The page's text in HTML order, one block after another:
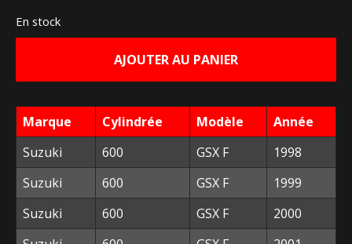
initial
était :
56,30 €.
actuel
est :
10,00 €.
En stock
AJOUTER AU PANIER
Marque Cylindrée Modèle
Année
Suzuki
600 GSX F
1998
Suzuki
600 GSX F
1999
Suzuki
600 GSX F
2000